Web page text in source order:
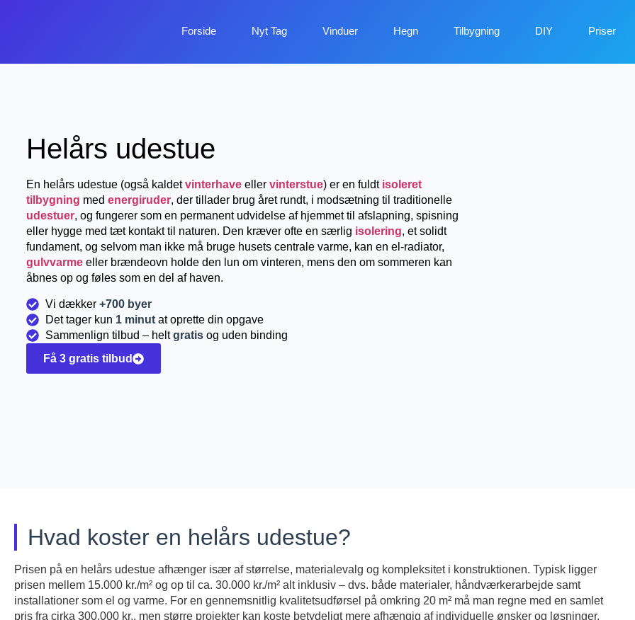
Forside Nyt Tag Vinduer Hegn Tilbygning DIY Priser
Helårs udestue
En helårs udestue (også kaldetvinterhaveeller vinterstue) er en fuldt isoleret
tilbygning med energiruder, der tillader brug året rundt, i modsætning til traditionelle
udestuer, og fungerer som en permanent udvidelse af hjemmet til afslapning, spisning
eller hygge med tæt kontakt til naturen. Den kræver ofte en særlig isolering, et solidt
fundament, og selvom man ikke må bruge husets centrale varme, kan en el-radiator,
gulvvarmeeller brændeovn holde den lun om vinteren, mens den om sommeren kan
åbnes op og føles som en del af haven.
Vi dækker+700 byer
Det tager kun 1 minut at oprette din opgave
Sammenlign tilbud – heltgratis og uden binding
Få 3 gratis tilbud
Hvad koster en helårs udestue?
Prisen på en helårs udestue afhænger især af størrelse, materialevalg og kompleksitet i konstruktionen. Typisk ligger
prisen mellem 15.000 kr./m² og op til ca. 30.000 kr./m² alt inklusiv – dvs. både materialer, håndværkerarbejde samt
installationer som el og varme. For en gennemsnitlig kvalitetsudførsel på omkring 20 m² må man regne med en samlet
pris fra cirka 300.000 kr., men større projekter kan koste betydeligt mere afhængig af individuelle ønsker og løsninger.